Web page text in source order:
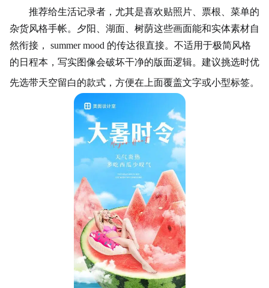
推荐给生活记录者，尤其是喜欢贴照片、票根、菜单的
杂货风格手帐。夕阳、湖面、树荫这些画面能和实体素材自
然衔接，
summer mood 的传达很直接。不适用于极简风格
的日程本，写实图像会破坏干净的版面逻辑。建议挑选时优
先选带天空留白的款式，方便在上面覆盖文字或小型标签。